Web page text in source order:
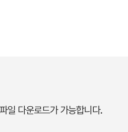
일 다운로드가 가능합니다.